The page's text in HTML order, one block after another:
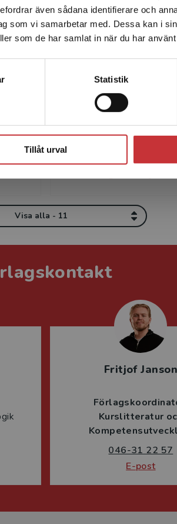
även sådana identifierare och
som vi samarbetar med. Dessa kan i
som de har samlat in när du har
Statistik
Tillåt urval
Vi erbjuder inte leveranser utanför
slutföra ett köp måste
i Sverige.Läs mer
Visa alla - 11
Fritjof Janson
Kurslitteratur
046-31 22 57
E-post